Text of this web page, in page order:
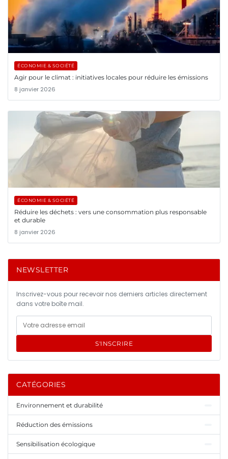
ÉCONOMIE & SOCIÉTÉ
Agir pour le climat : initiatives locales pour réduire les émissions
8 janvier 2026
ÉCONOMIE & SOCIÉTÉ
Réduire les déchets : vers une consommation plus responsable
et durable
8 janvier 2026
NEWSLETTER
Inscrivez-vous pour recevoir nos derniers articles directement
dans votre boîte mail.
S'INSCRIRE
CATÉGORIES
Environnement et durabilité
Réduction des émissions
Sensibilisation écologique